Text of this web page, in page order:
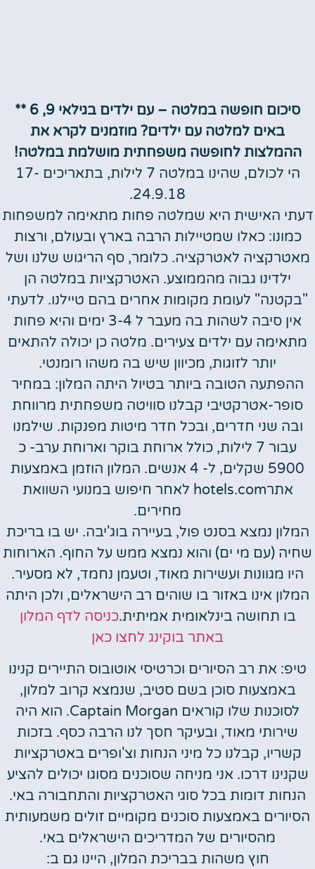
סיכום חופשה במלטה – עם ילדים בגילאי 9, 6 **
באים למלטה עם ילדים? מוזמנים לקרא את
ההמלצות לחופשה משפחתית מושלמת במלטה!
הי לכולם, שהינו במלטה 7 לילות, בתאריכים 17-
24.9.18.
דעתי האישית היא שמלטה פחות מתאימה למשפחות
כמונו: כאלו שמטיילות הרבה בארץ ובעולם, ורצות
מאטרקציה לאטרקציה. כלומר, סף הריגוש שלנו ושל
ילדינו גבוה מהממוצע. האטרקציות במלטה הן
"בקטנה" לעומת מקומות אחרים בהם טיילנו. לדעתי
אין סיבה לשהות בה מעבר ל 3-4 ימים והיא פחות
מתאימה עם ילדים צעירים. מלטה כן יכולה להתאים
יותר לזוגות, מכיוון שיש בה משהו רומנטי.
ההפתעה הטובה ביותר בטיול היתה המלון: במחיר
סופר-אטרקטיבי קבלנו סוויטה משפחתית מרווחת
ובה שני חדרים, ובכל חדר מיטות מפנקות. שילמנו
עבור 7 לילות, כולל ארוחת בוקר וארוחת ערב- כ
5900 שקלים, ל- 4 אנשים. המלון הוזמן באמצעות
אתרhotels.com לאחר חיפוש במנועי השוואת
מחירים.
המלון נמצא בסנט פול, בעיירה בוג'יבה. יש בו בריכת
שחיה (עם מי ים) והוא נמצא ממש על החוף. הארוחות
היו מגוונות ועשירות מאוד, וטעמן נחמד, לא מסעיר.
המלון אינו באזור בו שוהים רב הישראלים, ולכן היתה
בו תחושה בינלאומית אמיתית.כניסה לדף המלון
באתר בוקינג לחצו כאן
טיפ: את רב הסיורים וכרטיסי אוטובוס התיירים קנינו
באמצעות סוכן בשם סטיב, שנמצא קרוב למלון,
לסוכנות שלו קוראים Captain Morgan. הוא היה
שירותי מאוד, ובעיקר חסך לנו הרבה כסף. בזכות
קשריו, קבלנו כל מיני הנחות וצ'ופרים באטרקציות
שקנינו דרכו. אני מניחה שסוכנים מסוגו יכולים להציע
הנחות דומות בכל סוגי האטרקציות והתחבורה באי.
הסיורים באמצעות סוכנים מקומיים זולים משמעותית
מהסיורים של המדריכים הישראלים באי.
חוץ משהות בבריכת המלון, היינו גם ב: